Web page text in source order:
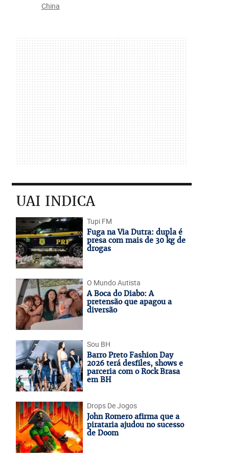
China
UAI INDICA
Tupi FM
Fuga na Via Dutra: dupla é
presa com mais de 30 kg de
drogas
O Mundo Autista
A Boca do Diabo: A
pretensão que apagou a
diversão
Sou BH
Barro Preto Fashion Day
2026 terá desfiles, shows e
parceria com o Rock Brasa
em BH
Drops De Jogos
John Romero afirma que a
pirataria ajudou no sucesso
de Doom